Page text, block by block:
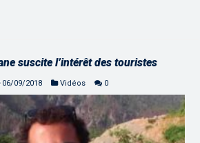
suscite l’intérêt des touristes
06/09/2018 Vidéos 0